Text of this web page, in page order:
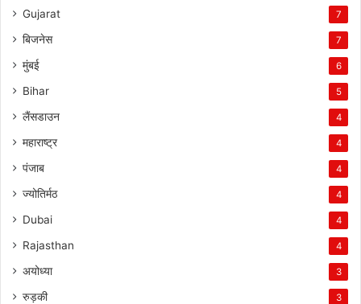
Gujarat 7
बिजनेस 7
मुंबई 6
Bihar 5
लैंसडाउन 4
महाराष्ट्र 4
पंजाब 4
ज्योतिर्मठ 4
Dubai 4
Rajasthan 4
अयोध्या 3
रुड़की 3